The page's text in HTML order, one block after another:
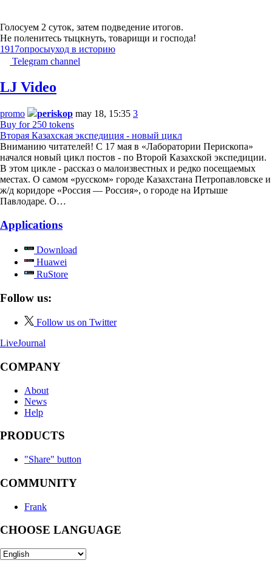
Голосуем 2 суток, затем подведение итогов.
Не поленитесь тыцкнуть, товарищи и господа!
1917опросыуход в историю
Telegram channel
LJ Video
promo periskop may 18, 15:35 3
Buy for 250 tokens
Вторая Казахская экспедиция - новый цикл
Вниманию читателей! С 17 мая в «Лаборатории Перископа»
начался новый цикл постов - по Второй Казахской экспедиции.
В этом цикле - рассказ о малоизвестных и редко посещаемых
местах. О самом «русском» городе Казахстана Петропавловске и
ж/д коридоре «Россия — Россия», о городе на Иртыше
Павлодаре. О…
Applications
Download
Huawei
RuStore
Follow us:
Follow us on Twitter
LiveJournal
COMPANY
About
News
Help
PRODUCTS
"Share" button
COMMUNITY
Frank
CHOOSE LANGUAGE